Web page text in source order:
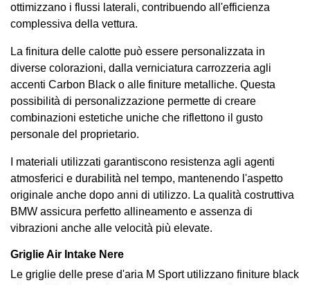
ottimizzano i flussi laterali, contribuendo all'efficienza
complessiva della vettura.
La finitura delle calotte può essere personalizzata in
diverse colorazioni, dalla verniciatura carrozzeria agli
accenti Carbon Black o alle finiture metalliche. Questa
possibilità di personalizzazione permette di creare
combinazioni estetiche uniche che riflettono il gusto
personale del proprietario.
I materiali utilizzati garantiscono resistenza agli agenti
atmosferici e durabilità nel tempo, mantenendo l'aspetto
originale anche dopo anni di utilizzo. La qualità costruttiva
BMW assicura perfetto allineamento e assenza di
vibrazioni anche alle velocità più elevate.
Griglie Air Intake Nere
Le griglie delle prese d'aria M Sport utilizzano finiture black